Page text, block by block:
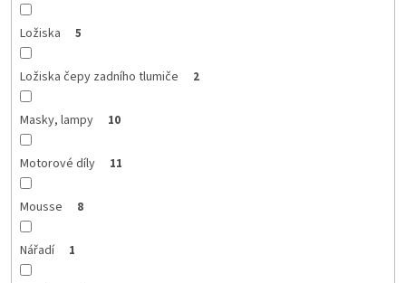
Ložiska 5
Ložiska čepy zadního tlumiče 2
Masky, lampy 10
Motorové díly 11
Mousse 8
Nářadí 1